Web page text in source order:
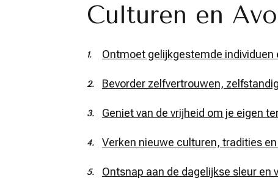
Culturen en
Ontmoet gelijkgestemde
Bevorder zelfvertrouwen,
Geniet van de vrijheid om je eigen
Verken nieuwe culturen, tradities
Ontsnap aan de dagelijkse sleur en